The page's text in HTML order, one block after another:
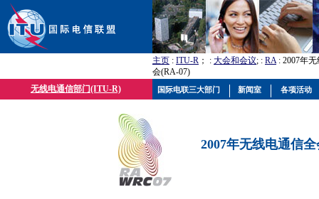
主页 : ITU-R ； : 大会和会议; : RA: 2007年
会(RA-07)
无线电通信部门(ITU-R)
2007年无线电通信
国际电联三大部门 新闻室 各项活动